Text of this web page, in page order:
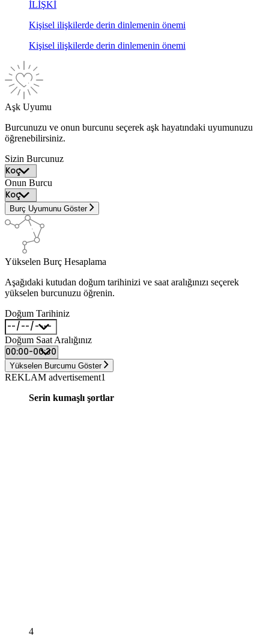
İLİŞKİ
Kişisel ilişkilerde derin dinlemenin önemi
Kişisel ilişkilerde derin dinlemenin önemi
Aşk Uyumu
Burcunuzu ve onun burcunu seçerek aşk hayatındaki uyumunuzu
öğrenebilirsiniz.
Sizin Burcunuz
Onun Burcu
Burç Uyumunu Göster
Yükselen Burç Hesaplama
Aşağıdaki kutudan doğum tarihinizi ve saat aralığınızı seçerek
yükselen burcunuzu öğrenin.
Doğum Tarihiniz
Doğum Saat Aralığınız
Yükselen Burcumu Göster
REKLAM advertisement1
Serin kumaşlı şortlar
4